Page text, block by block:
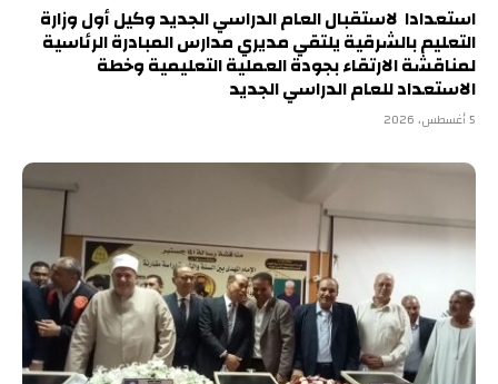
استعدادا لاستقبال العام الدراسي الجديد وكيل أول وزارة
التعليم بالشرقية يلتقي مديري مدارس المبادرة الرئاسية
لمناقشة الارتقاء بجودة العملية التعليمية وخطة
الاستعداد للعام الدراسي الجديد
5 أغسطس، 2026